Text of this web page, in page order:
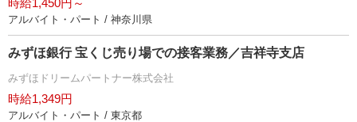
時給1,450円～
アルバイト・パート / 神奈川県
みずほ銀行 宝くじ売り場での接客業務／吉祥寺支店
みずほドリームパートナー株式会社
時給1,349円
アルバイト・パート / 東京都